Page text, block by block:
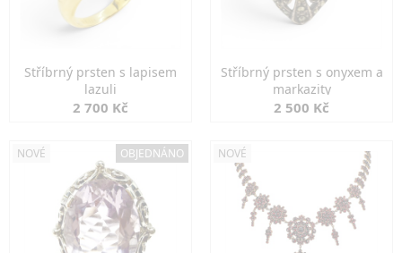
Stříbrný prsten s lapisem
lazuli
2 700 Kč
Stříbrný prsten s onyxem a
markazity
2 500 Kč
NOVÉ OBJEDNÁNO NOVÉ